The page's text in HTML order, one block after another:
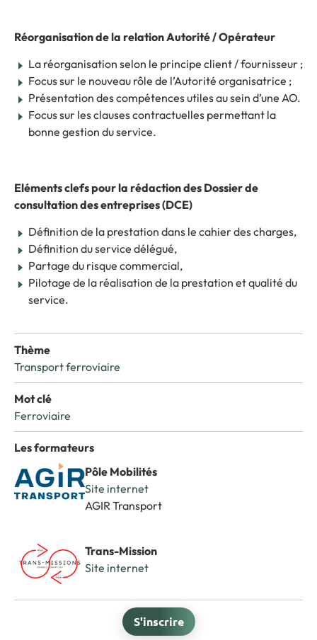
Réorganisation de la relation Autorité / Opérateur
La réorganisation selon le principe client / fournisseur ;
Focus sur le nouveau rôle de l’Autorité organisatrice ;
Présentation des compétences utiles au sein d’une AO.
Focus sur les clauses contractuelles permettant la
bonne gestion du service.
Eléments clefs pour la rédaction des Dossier de
consultation des entreprises (DCE)
Définition de la prestation dans le cahier des charges,
Définition du service délégué,
Partage du risque commercial,
Pilotage de la réalisation de la prestation et qualité du
service.
Thème
Transport ferroviaire
Mot clé
Ferroviaire
Les formateurs
Pôle Mobilités
Site internet
AGIR Transport
Trans-Mission
Site internet
S'inscrire